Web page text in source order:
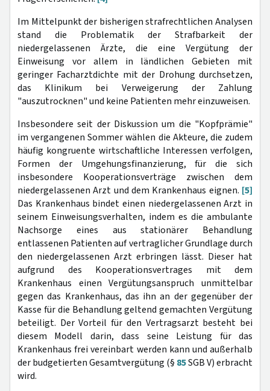
Im Mittelpunkt der bisherigen strafrechtlichen Analysen
stand die Problematik der Strafbarkeit der
niedergelassenen Ärzte, die eine Vergütung der
Einweisung vor allem in ländlichen Gebieten mit
geringer Facharztdichte mit der Drohung durchsetzen,
das Klinikum bei Verweigerung der Zahlung
"auszutrocknen" und keine Patienten mehr einzuweisen.
Insbesondere seit der Diskussion um die "Kopfprämie"
im vergangenen Sommer wählen die Akteure, die zudem
häufig kongruente wirtschaftliche Interessen verfolgen,
Formen der Umgehungsfinanzierung, für die sich
insbesondere Kooperationsverträge zwischen dem
niedergelassenen Arzt und dem Krankenhaus eignen. [5]
Das Krankenhaus bindet einen niedergelassenen Arzt in
seinem Einweisungsverhalten, indem es die ambulante
Nachsorge eines aus stationärer Behandlung
entlassenen Patienten auf vertraglicher Grundlage durch
den niedergelassenen Arzt erbringen lässt. Dieser hat
aufgrund des Kooperationsvertrages mit dem
Krankenhaus einen Vergütungsanspruch unmittelbar
gegen das Krankenhaus, das ihn an der gegenüber der
Kasse für die Behandlung geltend gemachten Vergütung
beteiligt. Der Vorteil für den Vertragsarzt besteht bei
diesem Modell darin, dass seine Leistung für das
Krankenhaus frei vereinbart werden kann und außerhalb
der budgetierten Gesamtvergütung (§ 85SGB V) erbracht
wird.